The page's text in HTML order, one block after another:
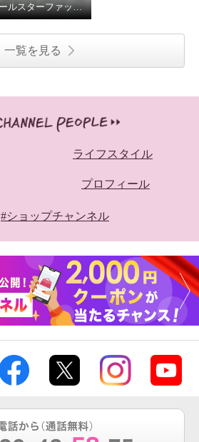
オールスターファッションデイ！
一覧を見る
ライフスタイル
プロフィール
#ショップチャンネル